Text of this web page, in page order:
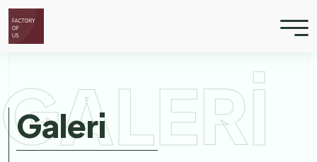
GALERİ
Galeri